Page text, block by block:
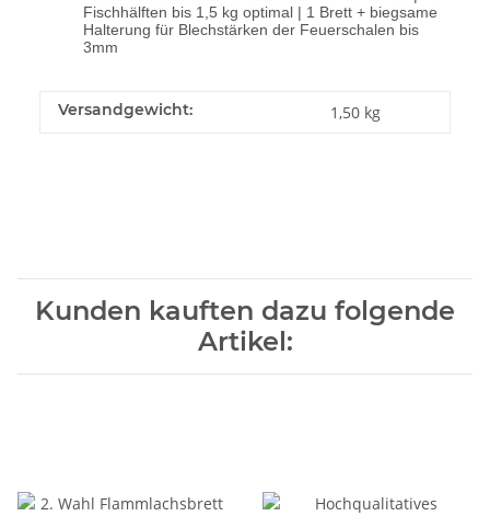
Fischhälften bis 1,5 kg optimal | 1 Brett + biegsame
Halterung für Blechstärken der Feuerschalen bis
3mm
Versandgewicht: 1,50 kg
Kunden kauften dazu folgende
Artikel: